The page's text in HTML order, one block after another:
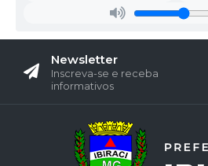
Newsletter
Inscreva-se e receba
informativos